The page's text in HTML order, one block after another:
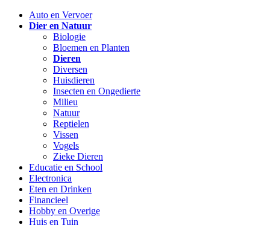
Auto en Vervoer
Dier en Natuur
Biologie
Bloemen en Planten
Dieren
Diversen
Huisdieren
Insecten en Ongedierte
Milieu
Natuur
Reptielen
Vissen
Vogels
Zieke Dieren
Educatie en School
Electronica
Eten en Drinken
Financieel
Hobby en Overige
Huis en Tuin